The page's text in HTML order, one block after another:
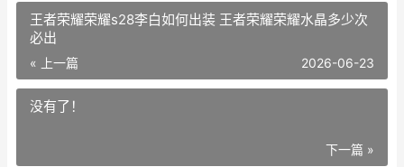
王者荣耀荣耀s28李白如何出装 王者荣耀荣耀水晶多少次
必出
« 上一篇 2026-06-23
没有了！
下一篇 »